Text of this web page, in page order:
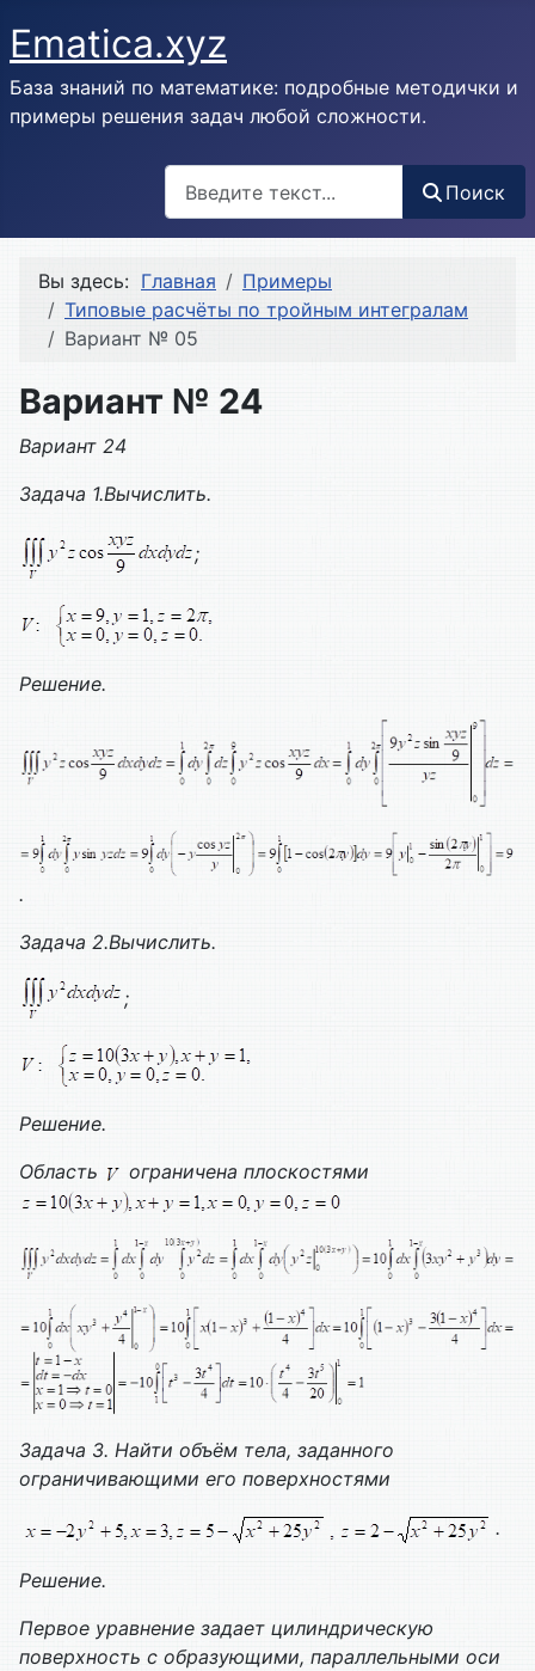
Ematica.xyz
База знаний по математике: подробные методички и
примеры решения задач любой сложности.
Поиск
Вы здесь: Главная
Примеры
Типовые расчёты по тройным интегралам
Вариант № 05
Вариант № 24
Вариант 24
Задача 1.Вычислить.
;
Решение.
.
Задача 2.Вычислить.
;
Решение.
Область
ограничена плоскостями
Задача 3. Найти объём тела, заданного
ограничивающими его поверхностями
.
Решение.
Первое уравнение задает цилиндрическую
поверхность с образующими, параллельными оси